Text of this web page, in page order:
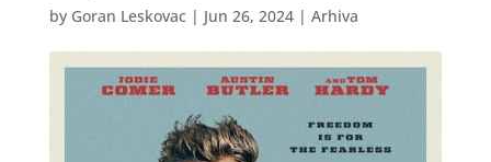
by Goran Leskovac| Jun 26, 2024| Arhiva